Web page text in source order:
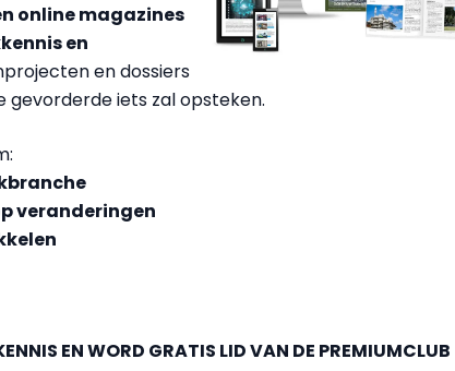
online magazines
en
en dossiers
gevorderde iets zal opsteken.
veranderingen
ENWORD GRATIS LID VAN DE PREMIUMCLUB